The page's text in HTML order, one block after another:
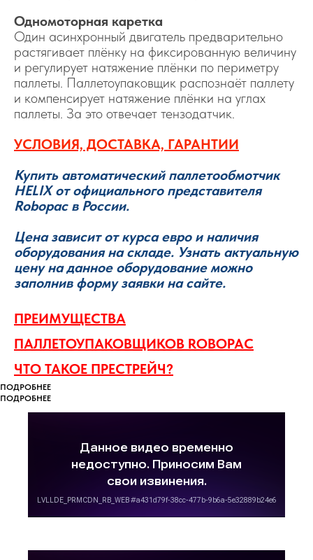
Одномоторная каретка
Один асинхронный двигатель предварительно
растягивает плёнку на фиксированную величину
и регулирует натяжение плёнки по периметру
паллеты. Паллетоупаковщик распознаёт паллету
и компенсирует натяжение плёнки на углах
паллеты. За это отвечает тензодатчик.
УСЛОВИЯ, ДОСТАВКА, ГАРАНТИИ
Купить автоматический паллетообмотчик
HELIX от официального представителя
Robopac в России.
Цена зависит от курса евро и наличия
оборудования на складе. Узнать актуальную
цену на данное оборудование можно
заполнив форму заявки на сайте.
ПРЕИМУЩЕСТВА
ПАЛЛЕТОУПАКОВЩИКОВ ROBOPAC
ЧТО ТАКОЕ ПРЕСТРЕЙЧ?
ПОДРОБНЕЕ
ПОДРОБНЕЕ